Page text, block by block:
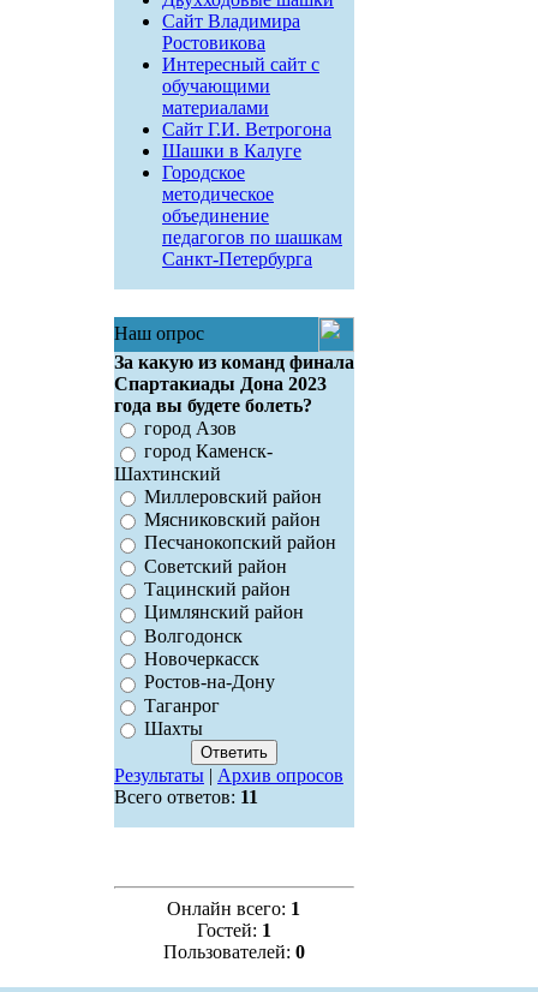
Сайт Владимира
Ростовикова
Интересный сайт с
обучающими
материалами
Сайт Г.И. Ветрогона
Шашки в Калуге
Городское
методическое
объединение
педагогов по шашкам
Санкт-Петербурга
Наш опрос
За какую из команд финала
Спартакиады Дона 2023
года вы будете болеть?
город Азов
город Каменск-
Шахтинский
Миллеровский район
Мясниковский район
Песчанокопский район
Советский район
Тацинский район
Цимлянский район
Волгодонск
Новочеркасск
Ростов-на-Дону
Таганрог
Шахты
Результаты| Архив опросов
Всего ответов: 11
Онлайн всего: 1
Гостей: 1
Пользователей: 0